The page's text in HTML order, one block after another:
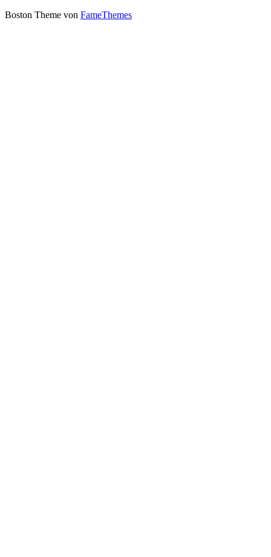
Boston Theme von FameThemes